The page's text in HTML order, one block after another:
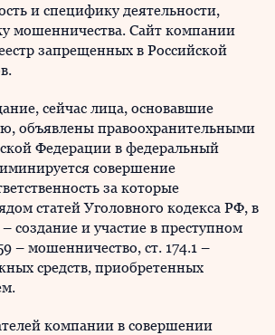
и специфику деятельности,
мошенничества. Сайт компании
запрещенных в Российской
сейчас лица, основавшие
объявлены правоохранительными
Федерации в федеральный
совершение
за которые
статей Уголовного кодекса РФ, в
создание и участие в преступном
– мошенничество, ст. 174.1 –
средств, приобретенных
компании в совершении